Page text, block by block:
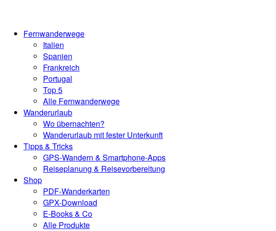
contentFernwanderwege
Italien
Spanien
Frankreich
Portugal
Top 5
Alle Fernwanderwege
Wanderurlaub
Wo übernachten?
Wanderurlaub mit fester Unterkunft
Tipps & Tricks
GPS-Wandern & Smartphone-Apps
Reiseplanung & Reisevorbereitung
Shop
PDF-Wanderkarten
GPX-Download
E-Books & Co
Alle Produkte